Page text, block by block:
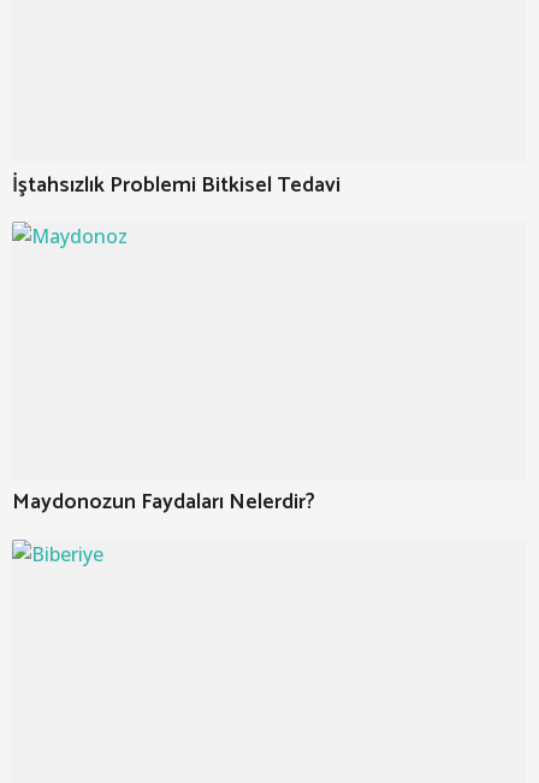
İştahsızlık Problemi Bitkisel Tedavi
Maydonozun Faydaları Nelerdir?